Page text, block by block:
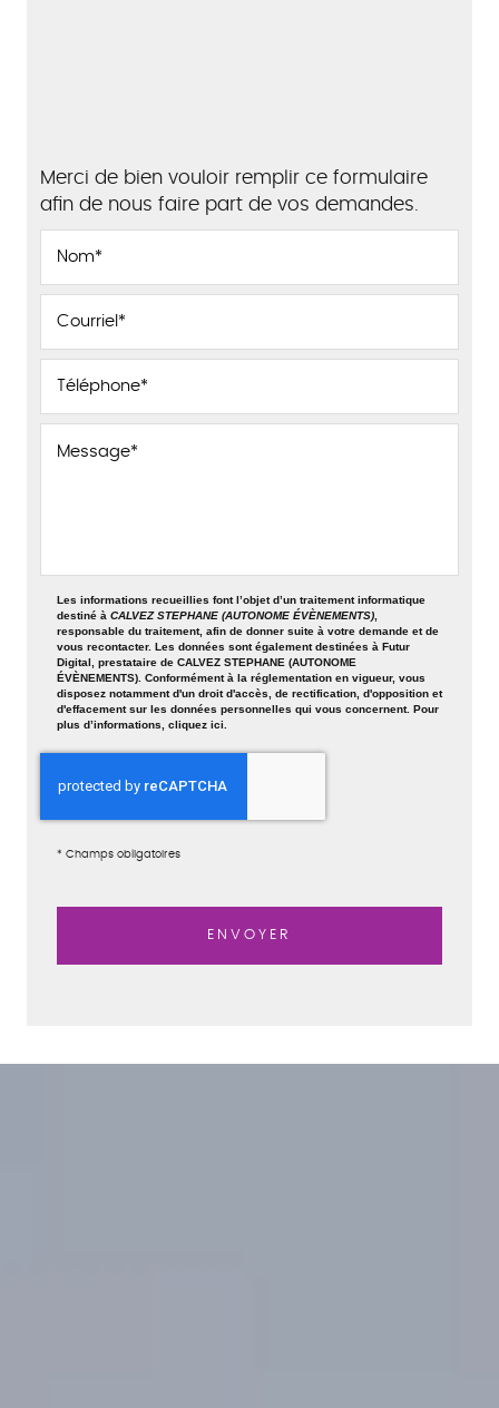
Merci de bien vouloir remplir ce formulaire
afin de nous faire part de vos demandes.
Les informations recueillies font l’objet d’un traitement informatique
destiné à CALVEZ STEPHANE (AUTONOME ÉVÈNEMENTS),
responsable du traitement, afin de donner suite à votre demande et de
vous recontacter. Les données sont également destinées à Futur
Digital, prestataire de CALVEZ STEPHANE (AUTONOME
ÉVÈNEMENTS). Conformément à la réglementation en vigueur, vous
disposez notamment d'un droit d'accès, de rectification, d'opposition et
d'effacement sur les données personnelles qui vous concernent. Pour
plus d’informations, cliquez ici
* Champs obligatoires